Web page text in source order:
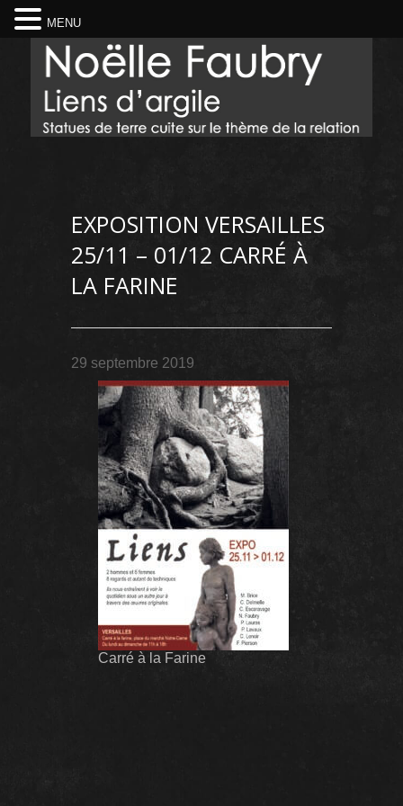
EXPOSITION VERSAILLES
25/11 – 01/12 CARRÉ À
LA FARINE
29 septembre 2019
Carré à la Farine
MENU